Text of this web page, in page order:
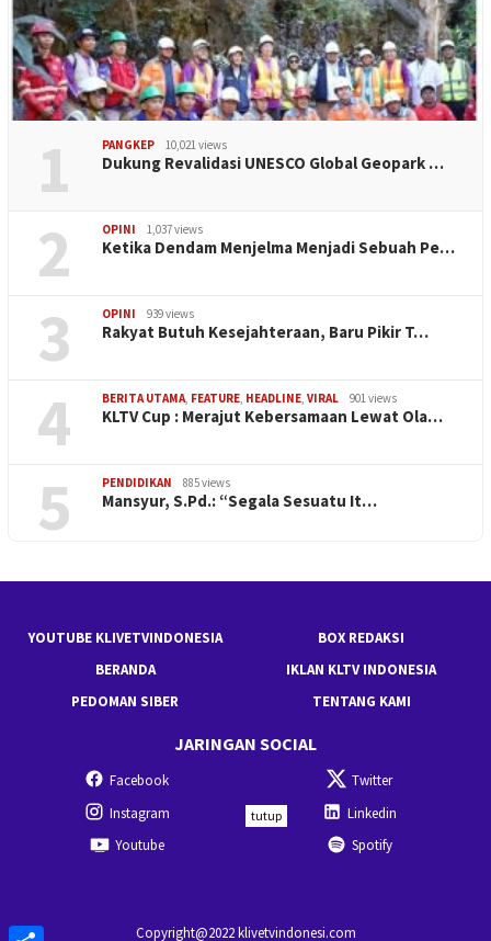
1 PANGKEP 10,021 views
Dukung Revalidasi UNESCO Global Geopark …
2 OPINI 1,037 views
Ketika Dendam Menjelma Menjadi Sebuah Pe…
3 OPINI 939 views
Rakyat Butuh Kesejahteraan, Baru Pikir T…
4 BERITA UTAMA FEATURE HEADLINE VIRAL 901 views
KLTV Cup : Merajut Kebersamaan Lewat Ola…
5 PENDIDIKAN 885 views
Mansyur, S.Pd.: “Segala Sesuatu It…
YOUTUBE KLIVETVINDONESIA
BOX REDAKSI
BERANDA
IKLAN KLTV INDONESIA
PEDOMAN SIBER
TENTANG KAMI
JARINGAN SOCIAL
Facebook
Twitter
Instagram
Linkedin
Youtube
Spotify
Copyright@2022 klivetvindonesi.com
tutup